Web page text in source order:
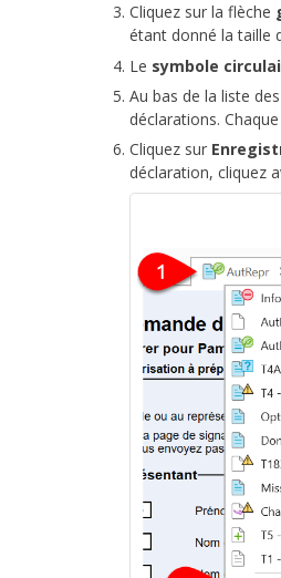
Cliquez sur la flèche
étant donné la taille
Le symbole
Au bas de la liste
déclarations.
Cliquez sur
déclaration, cliquez